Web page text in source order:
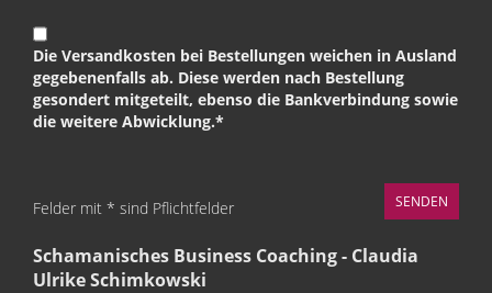
Die Versandkosten bei Bestellungen weichen in Ausland
gegebenenfalls ab. Diese werden nach Bestellung
gesondert mitgeteilt, ebenso die Bankverbindung sowie
die weitere Abwicklung.*
Felder mit * sind Pflichtfelder
Schamanisches Business Coaching - Claudia
Ulrike Schimkowski